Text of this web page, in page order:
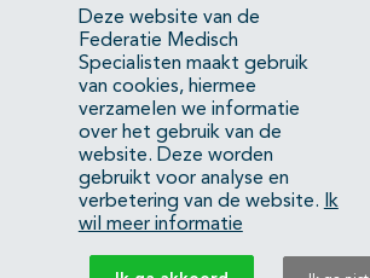
Mercatorlaan 1200
3528 BL Utrecht
(088) 505 34 34
info@richtlijnendatabase.nl
YouTubeLinkedIn
Deze website van de
Federatie Medisch
Specialisten maakt gebruik
van cookies, hiermee
verzamelen we informatie
over het gebruik van de
website. Deze worden
gebruikt voor analyse en
verbetering van de website.
Ik
wil meer informatie